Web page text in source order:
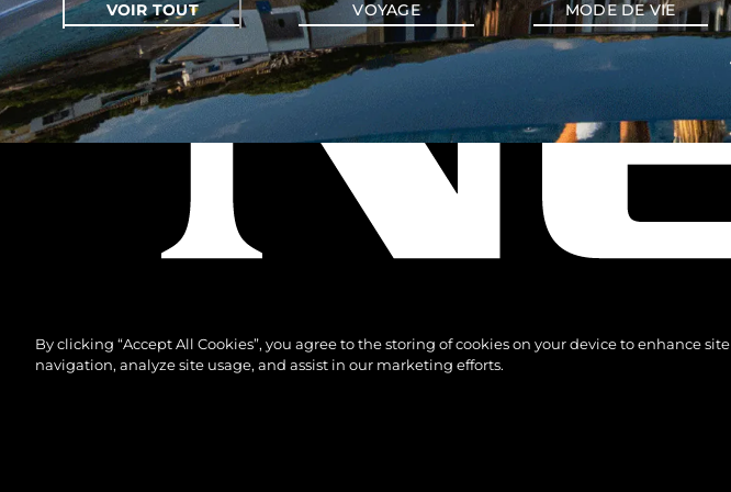
VOIR TOUT VOYAGE MODE DE VIE
By clicking “Accept All Cookies”, you agree to the storing of cookies on your device to enhance site
navigation, analyze site usage, and assist in our marketing efforts.